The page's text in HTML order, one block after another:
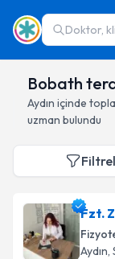
Doktor,
Bobath
Aydın içinde
uzman bulundu
Fzt.
Aydın,